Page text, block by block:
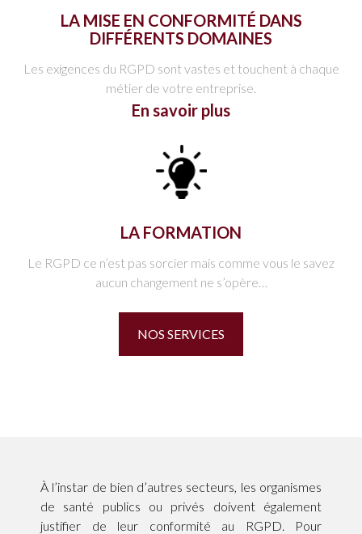
LA MISE EN CONFORMITÉ DANS
DIFFÉRENTS DOMAINES
Les exigences du RGPD sont vastes et touchent à chaque
métier de votre entreprise.
En savoir plus
LA FORMATION
Le RGPD ce n’est pas sorcier mais comme vous le savez
aucun changement ne s’opère…
NOS SERVICES
À l’instar de bien d’autres secteurs, les organismes
de santé publics ou privés doivent également
justifier de leur conformité au RGPD. Pour